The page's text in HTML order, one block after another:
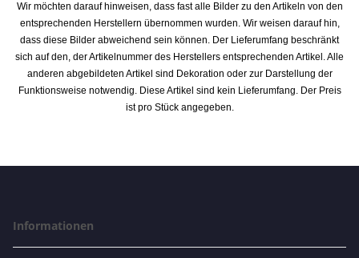
Wir möchten darauf hinweisen, dass fast alle Bilder zu den Artikeln von den
entsprechenden Herstellern übernommen wurden. Wir weisen darauf hin,
dass diese Bilder abweichend sein können. Der Lieferumfang beschränkt
sich auf den, der Artikelnummer des Herstellers entsprechenden Artikel. Alle
anderen abgebildeten Artikel sind Dekoration oder zur Darstellung der
Funktionsweise notwendig. Diese Artikel sind kein Lieferumfang. Der Preis
ist pro Stück angegeben.
Informationen